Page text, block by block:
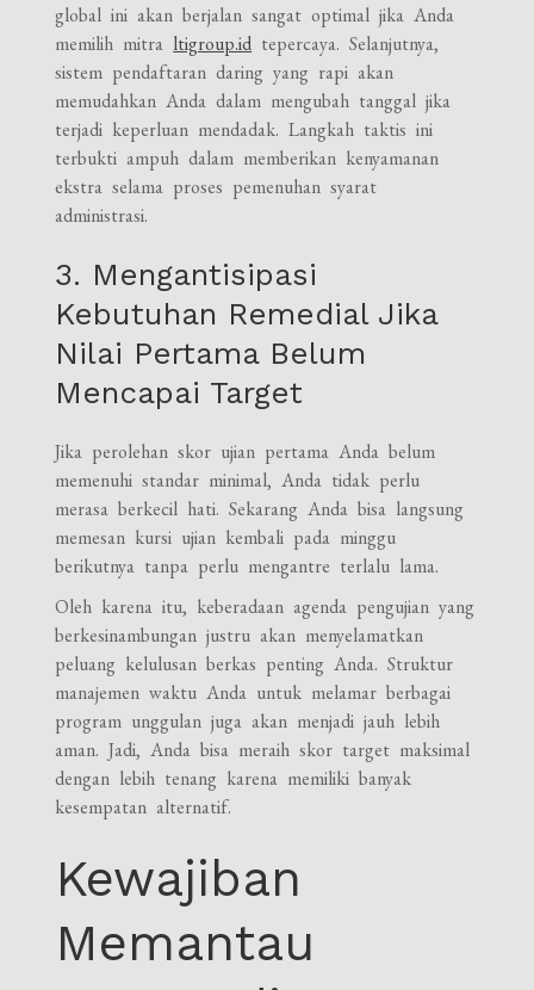
global ini akan berjalan sangat optimal jika Anda
memilih mitra ltigroup.id tepercaya. Selanjutnya,
sistem pendaftaran daring yang rapi akan
memudahkan Anda dalam mengubah tanggal jika
terjadi keperluan mendadak. Langkah taktis ini
terbukti ampuh dalam memberikan kenyamanan
ekstra selama proses pemenuhan syarat
administrasi.
3. Mengantisipasi
Kebutuhan Remedial Jika
Nilai Pertama Belum
Mencapai Target
Jika perolehan skor ujian pertama Anda belum
memenuhi standar minimal, Anda tidak perlu
merasa berkecil hati. Sekarang Anda bisa langsung
memesan kursi ujian kembali pada minggu
berikutnya tanpa perlu mengantre terlalu lama.
Oleh karena itu, keberadaan agenda pengujian yang
berkesinambungan justru akan menyelamatkan
peluang kelulusan berkas penting Anda. Struktur
manajemen waktu Anda untuk melamar berbagai
program unggulan juga akan menjadi jauh lebih
aman. Jadi, Anda bisa meraih skor target maksimal
dengan lebih tenang karena memiliki banyak
kesempatan alternatif.
Kewajiban
Memantau